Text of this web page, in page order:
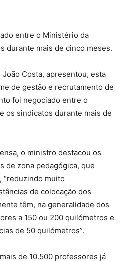
entre o Ministério da
durante mais de cinco meses.
João Costa, apresentou, esta
de gestão e recrutamento de
foi negociado entre o
os sindicatos durante mais de
o ministro destacou os
de zona pedagógica, que
“reduzindo muito
de colocação dos
têm, na generalidade dos
a 150 ou 200 quilómetros e
de 50 quilómetros”.
de 10.500 professores já